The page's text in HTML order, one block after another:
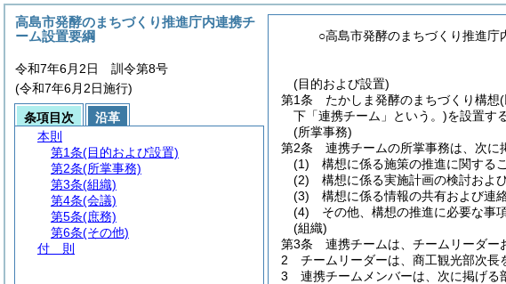
○高島市発酵のまちづくり推進庁
(目的および設置)
第1条
たかしま発酵のまちづくり構想(
下「連携チーム」という。)を設置す
(所掌事務)
第2条
連携チームの所掌事務は、次に
(1)
構想に係る施策の推進に関するこ
(2)
構想に係る実施計画の検討およ
(3)
構想に係る情報の共有および連
(4)
その他、構想の推進に必要な事
(組織)
第3条
連携チームは、チームリーダー
2
チームリーダーは、商工観光部次長
3
連携チームメンバーは、次に掲げる
高島市発酵のまちづくり推進庁内連携チ
ーム設置要綱
令和7年6月2日 訓令第8号
(令和7年6月2日施行)
条項目次
沿革
本則
第1条(目的および設置)
第2条(所掌事務)
第3条(組織)
第4条(会議)
第5条(庶務)
第6条(その他)
付 則